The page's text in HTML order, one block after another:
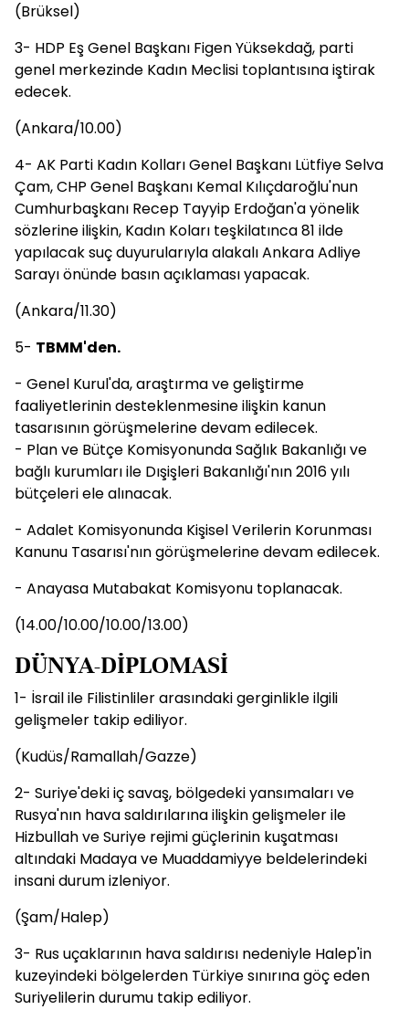
(Brüksel)
3- HDP Eş Genel Başkanı Figen Yüksekdağ, parti
genel merkezinde Kadın Meclisi toplantısına iştirak
edecek.
(Ankara/10.00)
4- AK Parti Kadın Kolları Genel Başkanı Lütfiye Selva
Çam, CHP Genel Başkanı Kemal Kılıçdaroğlu'nun
Cumhurbaşkanı Recep Tayyip Erdoğan'a yönelik
sözlerine ilişkin, Kadın Koları teşkilatınca 81 ilde
yapılacak suç duyurularıyla alakalı Ankara Adliye
Sarayı önünde basın açıklaması yapacak.
(Ankara/11.30)
5- TBMM'den.
- Genel Kurul'da, araştırma ve geliştirme
faaliyetlerinin desteklenmesine ilişkin kanun
tasarısının görüşmelerine devam edilecek.
- Plan ve Bütçe Komisyonunda Sağlık Bakanlığı ve
bağlı kurumları ile Dışişleri Bakanlığı'nın 2016 yılı
bütçeleri ele alınacak.
- Adalet Komisyonunda Kişisel Verilerin Korunması
Kanunu Tasarısı'nın görüşmelerine devam edilecek.
- Anayasa Mutabakat Komisyonu toplanacak.
(14.00/10.00/10.00/13.00)
DÜNYA-DİPLOMASİ
1- İsrail ile Filistinliler arasındaki gerginlikle ilgili
gelişmeler takip ediliyor.
(Kudüs/Ramallah/Gazze)
2- Suriye'deki iç savaş, bölgedeki yansımaları ve
Rusya'nın hava saldırılarına ilişkin gelişmeler ile
Hizbullah ve Suriye rejimi güçlerinin kuşatması
altındaki Madaya ve Muaddamiyye beldelerindeki
insani durum izleniyor.
(Şam/Halep)
3- Rus uçaklarının hava saldırısı nedeniyle Halep'in
kuzeyindeki bölgelerden Türkiye sınırına göç eden
Suriyelilerin durumu takip ediliyor.